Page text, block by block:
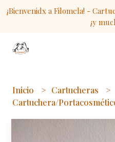
¡Bienvenidx a Filomela! -
¡y
Inicio
Cartucheras
Cartuchera/